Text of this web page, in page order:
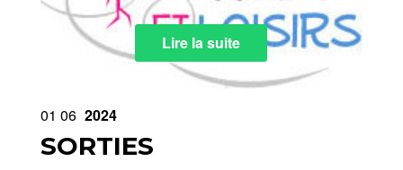
Lire la suite
01 06 2024
SORTIES